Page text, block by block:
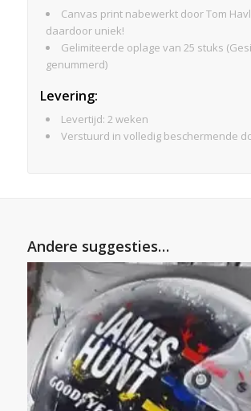
Canvas print nabewerkt door Tom
daardoor uniek!
Gelimiteerde oplage van 25 stuks
genummerd)
Levering:
Levertijd: 2 weken
Verstuurd in volledig beschermende
Andere suggesties…